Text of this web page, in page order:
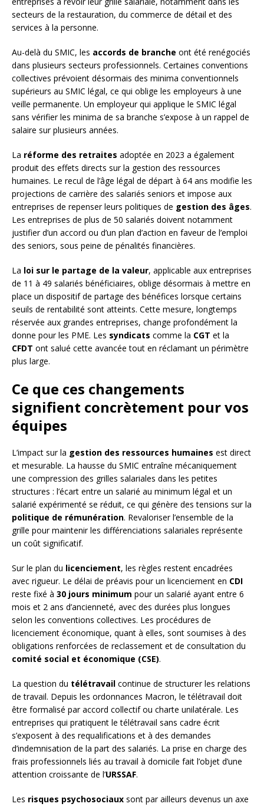
secteurs de la restauration, du commerce de détail et des
services à la personne.
Au-delà du SMIC, les accords de branche ont été renégociés
dans plusieurs secteurs professionnels. Certaines conventions
collectives prévoient désormais des minima conventionnels
supérieurs au SMIC légal, ce qui oblige les employeurs à une
veille permanente. Un employeur qui applique le SMIC légal
sans vérifier les minima de sa branche s’expose à un rappel de
salaire sur plusieurs années.
La réforme des retraites adoptée en 2023 a également
produit des effets directs sur la gestion des ressources
humaines. Le recul de l’âge légal de départ à 64 ans modifie les
projections de carrière des salariés seniors et impose aux
entreprises de repenser leurs politiques de gestion des âges.
Les entreprises de plus de 50 salariés doivent notamment
justifier d’un accord ou d’un plan d’action en faveur de l’emploi
des seniors, sous peine de pénalités financières.
La loi sur le partage de la valeur, applicable aux entreprises
de 11 à 49 salariés bénéficiaires, oblige désormais à mettre en
place un dispositif de partage des bénéfices lorsque certains
seuils de rentabilité sont atteints. Cette mesure, longtemps
réservée aux grandes entreprises, change profondément la
donne pour les PME. Les syndicats comme la CGT et la
CFDT ont salué cette avancée tout en réclamant un périmètre
plus large.
Ce que ces changements
signifient concrètement pour vos
équipes
L’impact sur la gestion des ressources humaines est direct
et mesurable. La hausse du SMIC entraîne mécaniquement
une compression des grilles salariales dans les petites
structures : l’écart entre un salarié au minimum légal et un
salarié expérimenté se réduit, ce qui génère des tensions sur la
politique de rémunération. Revaloriser l’ensemble de la
grille pour maintenir les différenciations salariales représente
un coût significatif.
Sur le plan du licenciement, les règles restent encadrées
avec rigueur. Le délai de préavis pour un licenciement en CDI
reste fixé à 30 jours minimum pour un salarié ayant entre 6
mois et 2 ans d’ancienneté, avec des durées plus longues
selon les conventions collectives. Les procédures de
licenciement économique, quant à elles, sont soumises à des
obligations renforcées de reclassement et de consultation du
comité social et économique (CSE).
La question du télétravail continue de structurer les relations
de travail. Depuis les ordonnances Macron, le télétravail doit
être formalisé par accord collectif ou charte unilatérale. Les
entreprises qui pratiquent le télétravail sans cadre écrit
s’exposent à des requalifications et à des demandes
d’indemnisation de la part des salariés. La prise en charge des
frais professionnels liés au travail à domicile fait l’objet d’une
attention croissante de l’URSSAF.
Les risques psychosociaux sont par ailleurs devenus un axe